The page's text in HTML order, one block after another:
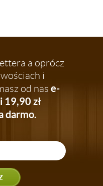
a oprócz
i
od nas e-
19,90 zł
darmo.